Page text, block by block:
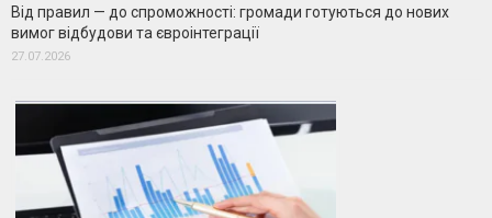
Від правил — до спроможності: громади готуються до нових
вимог відбудови та євроінтеграції
27.07.2026